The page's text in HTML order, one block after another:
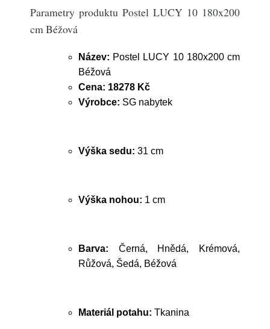
Parametry produktu Postel LUCY 10 180x200
cm Béžová
Název: Postel LUCY 10 180x200 cm
Béžová
Cena: 18278 Kč
Výrobce: SG nabytek
Výška sedu: 31 cm
Výška nohou: 1 cm
Barva: Černá, Hnědá, Krémová,
Růžová, Šedá, Béžová
Materiál potahu: Tkanina